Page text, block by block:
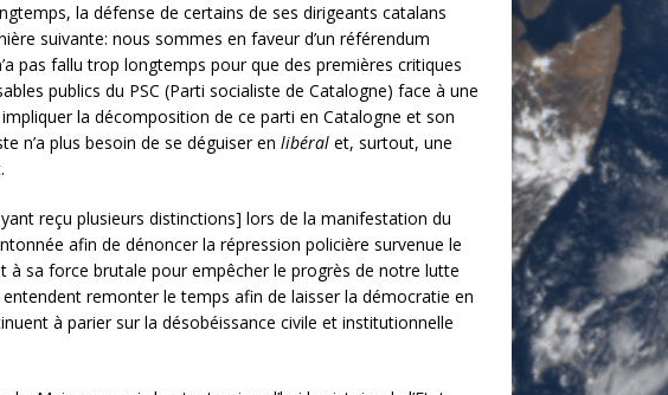
la défense de certains de ses dirigeants catalans
suivante: nous sommes en faveur d’un référendum
pas fallu trop longtemps pour que des premières critiques
publics du PSC (Parti socialiste de Catalogne) face à une
la décomposition de ce parti en Catalogne et son
n’a plus besoin de se déguiser en libéral et, surtout, une
reçu plusieurs distinctions] lors de la manifestation du
afin de dénoncer la répression policière survenue le
à sa force brutale pour empêcher le progrès de notre lutte
remonter le temps afin de laisser la démocratie en
à parier sur la désobéissance civile et institutionnelle